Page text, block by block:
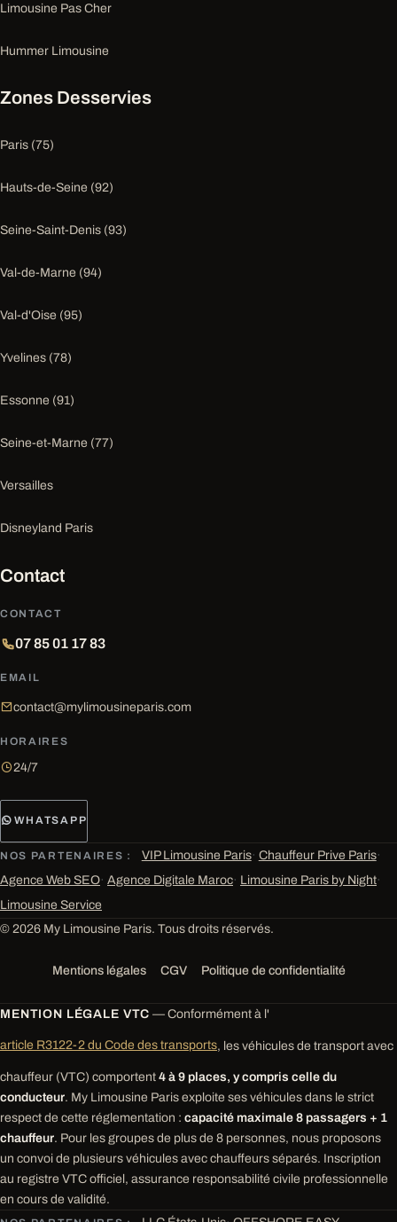
Limousine Pas Cher
Hummer Limousine
Zones Desservies
Paris (75)
Hauts-de-Seine (92)
Seine-Saint-Denis (93)
Val-de-Marne (94)
Val-d'Oise (95)
Yvelines (78)
Essonne (91)
Seine-et-Marne (77)
Versailles
Disneyland Paris
Contact
CONTACT
07 85 01 17 83
EMAIL
contact@mylimousineparis.com
HORAIRES
24/7
WHATSAPP
NOS PARTENAIRES : VIP Limousine Paris· Chauffeur Prive Paris·
Agence Web SEO· Agence Digitale Maroc· Limousine Paris by Night·
Limousine Service
© 2026 My Limousine Paris. Tous droits réservés.
Mentions légales CGV Politique de confidentialité
MENTION LÉGALE VTC — Conformément à l'
article R3122-2 du Code des transports, les véhicules de transport avec
chauffeur (VTC) comportent 4 à 9 places, y compris celle du
conducteur. My Limousine Paris exploite ses véhicules dans le strict
respect de cette réglementation : capacité maximale 8 passagers + 1
chauffeur. Pour les groupes de plus de 8 personnes, nous proposons
un convoi de plusieurs véhicules avec chauffeurs séparés. Inscription
au registre VTC officiel, assurance responsabilité civile professionnelle
en cours de validité.